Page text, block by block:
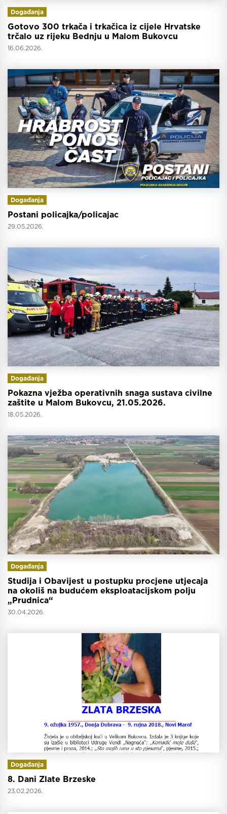
Događanja
Gotovo 300 trkača i trkačica iz cijele Hrvatske
trčalo uz rijeku Bednju u Malom Bukovcu
16.06.2026.
Događanja
Postani policajka/policajac
29.05.2026.
Događanja
Pokazna vježba operativnih snaga sustava civilne
zaštite u Malom Bukovcu, 21.05.2026.
18.05.2026.
Događanja
Studija i Obavijest u postupku procjene utjecaja
na okoliš na budućem eksploatacijskom polju
„Prudnica“
30.04.2026.
Događanja
8. Dani Zlate Brzeske
23.02.2026.